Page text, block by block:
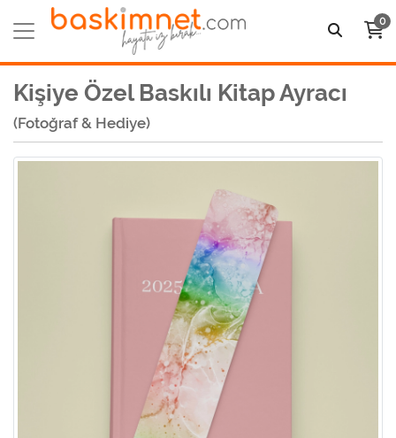
0
Kişiye Özel Baskılı Kitap Ayracı
(Fotoğraf & Hediye)